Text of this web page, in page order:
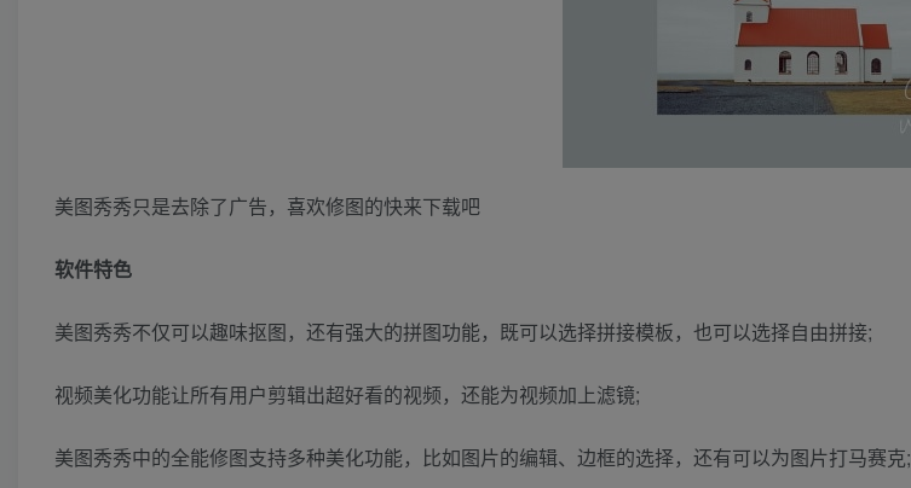
美图秀秀只是去除了广告，喜欢修图的快来下载吧
软件特色
美图秀秀不仅可以趣味抠图，还有强大的拼图功能，既可以选择拼接模板，也可以选择自由拼接;
视频美化功能让所有用户剪辑出超好看的视频，还能为视频加上滤镜;
美图秀秀中的全能修图支持多种美化功能，比如图片的编辑、边框的选择，还有可以为图片打马赛克;